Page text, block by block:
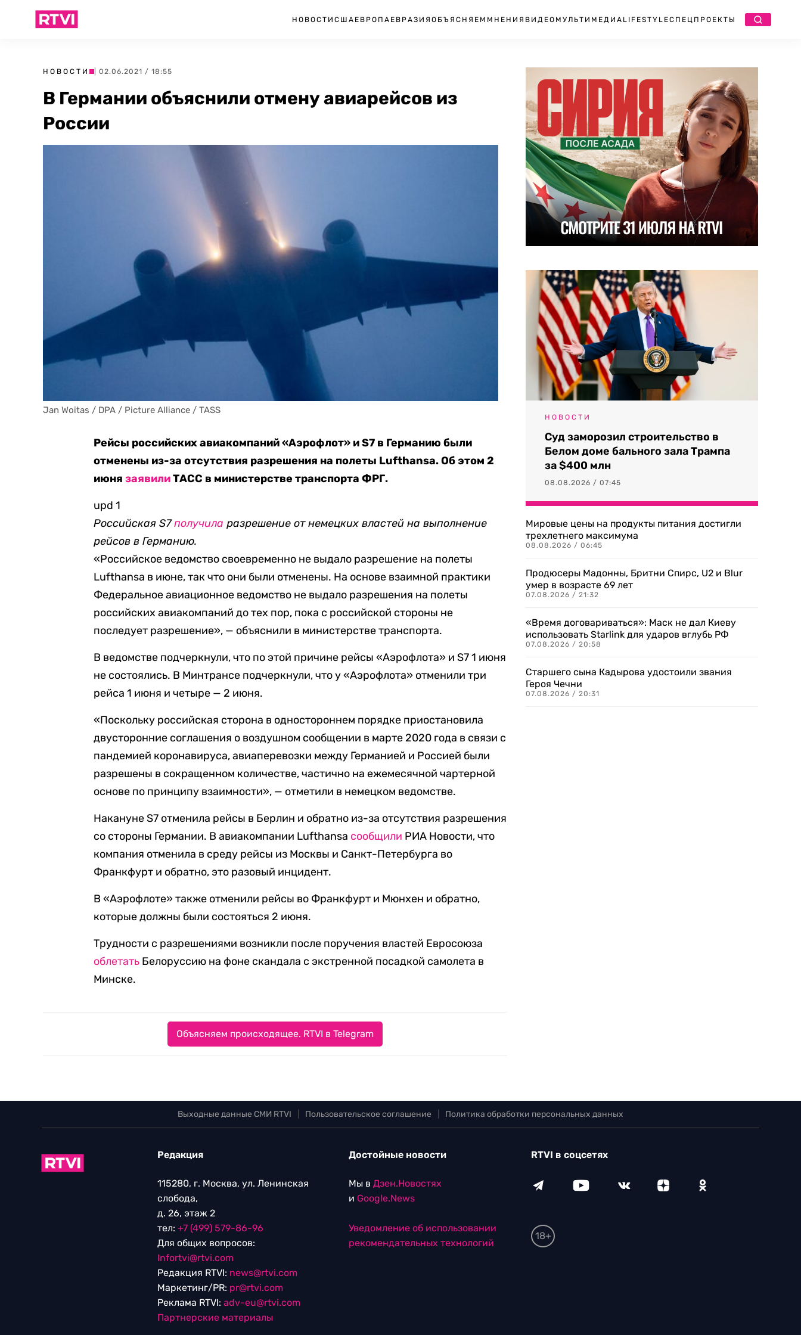
НОВОСТИ США ЕВРОПА ЕВРАЗИЯ ОБЪЯСНЯЕМ МНЕНИЯ ВИДЕО МУЛЬТИМЕДИА LIFESTYLEСПЕЦПРОЕКТЫ
НОВОСТИ | 02.06.2021 / 18:55
В Германии объяснили отмену авиарейсов из
России
Jan Woitas / DPA / Picture Alliance / TASS
Рейсы российских авиакомпаний «Аэрофлот» и S7 в Германию были
отменены из-за отсутствия разрешения на полеты Lufthansa. Об этом 2
июнязаявилиТАСС в министерстве транспорта ФРГ.
upd 1
Российская S7получила разрешение от немецких властей на выполнение
рейсов в Германию.
«Российское ведомство своевременно не выдало разрешение на полеты
Lufthansa в июне, так что они были отменены. На основе взаимной практики
Федеральное авиационное ведомство не выдало разрешения на полеты
российских авиакомпаний до тех пор, пока с российской стороны не
последует разрешение», — объяснили в министерстве транспорта.
В ведомстве подчеркнули, что по этой причине рейсы «Аэрофлота» и S7 1 июня
не состоялись. В Минтрансе подчеркнули, что у «Аэрофлота» отменили три
рейса 1 июня и четыре — 2 июня.
«Поскольку российская сторона в одностороннем порядке приостановила
двусторонние соглашения о воздушном сообщении в марте 2020 года в связи с
пандемией коронавируса, авиаперевозки между Германией и Россией были
разрешены в сокращенном количестве, частично на ежемесячной чартерной
основе по принципу взаимности», — отметили в немецком ведомстве.
Накануне S7 отменила рейсы в Берлин и обратно из-за отсутствия разрешения
со стороны Германии. В авиакомпании Lufthansa сообщили РИА Новости, что
компания отменила в среду рейсы из Москвы и Санкт-Петербурга во
Франкфурт и обратно, это разовый инцидент.
В «Аэрофлоте» также отменили рейсы во Франкфурт и Мюнхен и обратно,
которые должны были состояться 2 июня.
Трудности с разрешениями возникли после поручения властей Евросоюза
облетать Белоруссию на фоне скандала с экстренной посадкой самолета в
Минске.
Объясняем происходящее. RTVI в Telegram
НОВОСТИ
Суд заморозил строительство в
Белом доме бального зала Трампа
за $400 млн
08.08.2026 / 07:45
Мировые цены на продукты питания достигли
трехлетнего максимума
08.08.2026 / 06:45
Продюсеры Мадонны, Бритни Спирс, U2 и Blur
умер в возрасте 69 лет
07.08.2026 / 21:32
«Время договариваться»: Маск не дал Киеву
использовать Starlink для ударов вглубь РФ
07.08.2026 / 20:58
Старшего сына Кадырова удостоили звания
Героя Чечни
07.08.2026 / 20:31
Выходные данные СМИ RTVI Пользовательское соглашение Политика обработки персональных данных
Редакция
115280, г. Москва, ул. Ленинская
слобода,
д. 26, этаж 2
тел: +7 (499) 579-86-96
Для общих вопросов:
Infortvi@rtvi.com
Редакция RTVI: news@rtvi.com
Маркетинг/PR: pr@rtvi.com
Реклама RTVI: adv-eu@rtvi.com
Партнерские материалы
Достойные новости
Мы в Дзен.Новостях
и Google.News
Уведомление об использовании
рекомендательных технологий
RTVI в соцсетях
18+